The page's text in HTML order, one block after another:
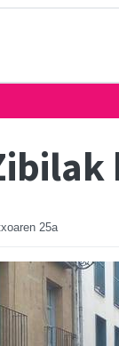
25a